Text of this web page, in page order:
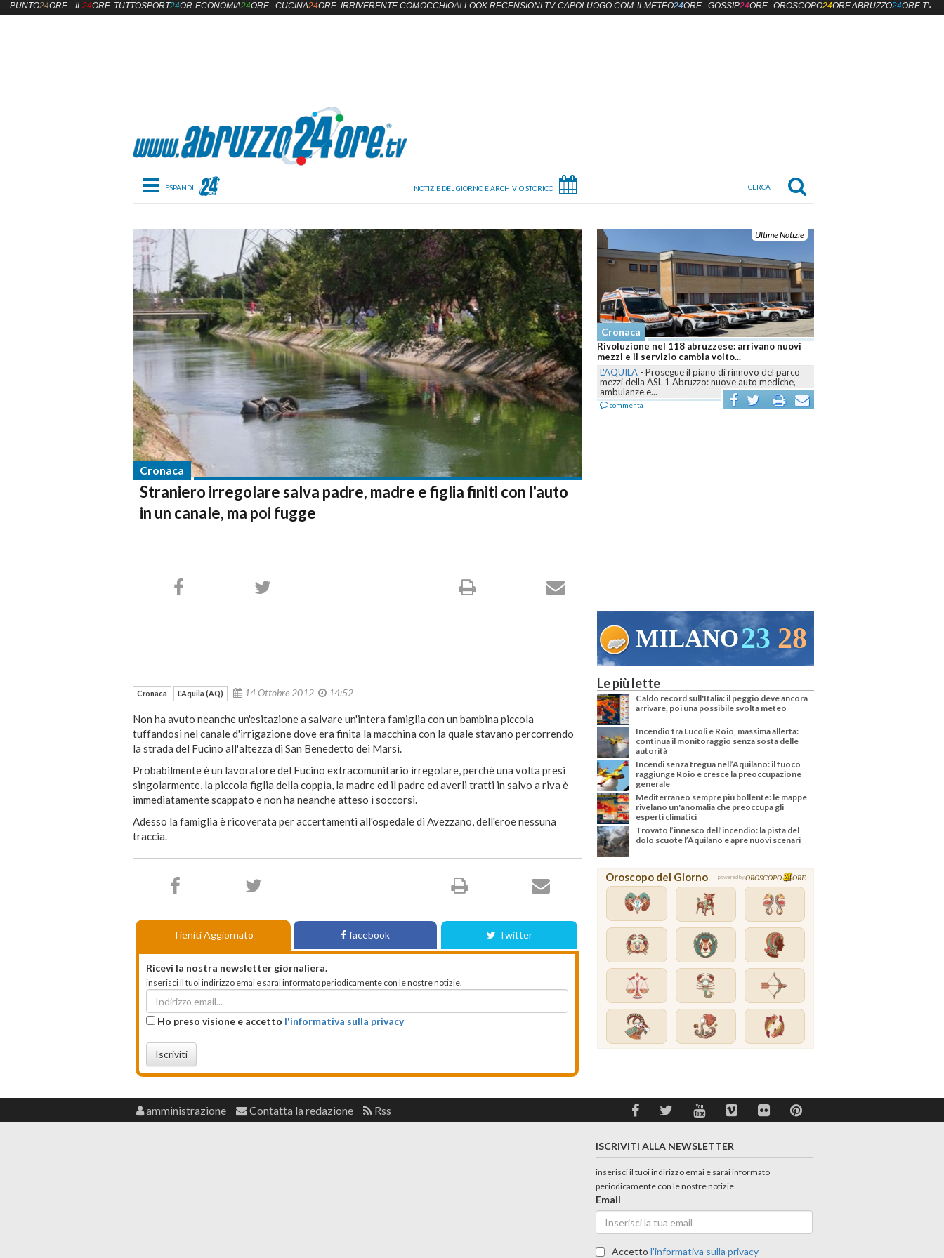
Toggle navigation
Cronaca
Straniero irregolare salva padre, madre e figlia finiti con l'auto
in un canale, ma poi fugge
Ultime Notizie
Cronaca
Rivoluzione nel 118 abruzzese: arrivano nuovi
mezzi e il servizio cambia volto...
L'AQUILA - Prosegue il piano di rinnovo del parco
mezzi della ASL 1 Abruzzo: nuove auto mediche,
ambulanze e...
commenta
MILANO23 28
Cronaca L'Aquila (AQ) 14 Ottobre 2012 14:52
Non ha avuto neanche un'esitazione a salvare un'intera famiglia con un bambina piccola
tuffandosi nel canale d'irrigazione dove era finita la macchina con la quale stavano percorrendo
la strada del Fucino all'altezza di San Benedetto dei Marsi.
Probabilmente è un lavoratore del Fucino extracomunitario irregolare, perchè una volta presi
singolarmente, la piccola figlia della coppia, la madre ed il padre ed averli tratti in salvo a riva è
immediatamente scappato e non ha neanche atteso i soccorsi.
Adesso la famiglia è ricoverata per accertamenti all'ospedale di Avezzano, dell'eroe nessuna
traccia.
Tieniti Aggiornato facebook Twitter
Ricevi la nostra newsletter giornaliera.
inserisci il tuoi indirizzo emai e sarai informato periodicamente con le nostre notizie.
Ho preso visione e accetto l'informativa sulla privacy
Iscriviti
Le più lette
Caldo record sull'Italia: il peggio deve ancora
arrivare, poi una possibile svolta meteo
Incendio tra Lucoli e Roio, massima allerta:
continua il monitoraggio senza sosta delle
autorità
Incendi senza tregua nell’Aquilano: il fuoco
raggiunge Roio e cresce la preoccupazione
generale
Mediterraneo sempre più bollente: le mappe
rivelano un'anomalia che preoccupa gli
esperti climatici
Trovato l’innesco dell’incendio: la pista del
dolo scuote l’Aquilano e apre nuovi scenari
Oroscopo del Giorno powered byOROSCOPO ORE
PUNTO24ORE IL24ORE TUTTOSPORT24OREECONOMIA24ORE CUCINA24ORE IRRIVERENTE.COMOCCHIOALLOOK RECENSIONI.TV CAPOLUOGO.COM ILMETEO24ORE GOSSIP24ORE OROSCOPO24OREABRUZZO24ORE.TV
amministrazione Contatta la redazione Rss
ISCRIVITI ALLA NEWSLETTER
inserisci il tuoi indirizzo emai e sarai informato
periodicamente con le nostre notizie.
Email
Accettol'informativa sulla privacy